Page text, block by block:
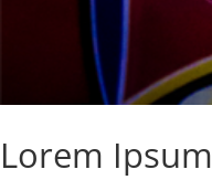
Lorem Ipsum